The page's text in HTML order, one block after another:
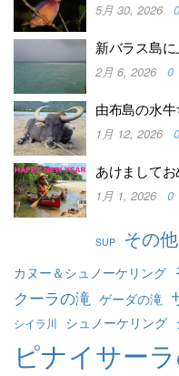
5月 30, 2026 0
新バラス島
2月 6, 2026 0
由布島の水
1月 12, 2026 0
あけましてお
1月 1, 2026 0
SUP その他
カヌー＆シュノーケリング
クーラの滝 ゲーダの滝
シイラ川 シュノーケリング
ピナイサー